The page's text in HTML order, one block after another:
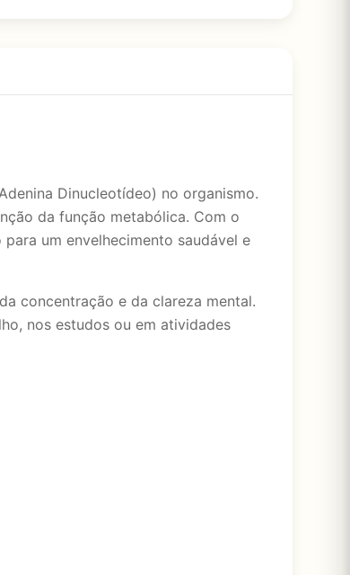
Dinucleotídeo) no organismo.
da função metabólica. Com o
um envelhecimento saudável e
concentração e da clareza mental.
nos estudos ou em atividades